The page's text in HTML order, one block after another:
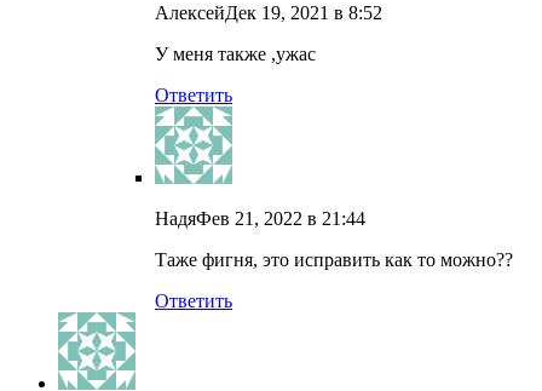
АлексейДек 19, 2021 в 8:52
У меня также ,ужас
Ответить
НадяФев 21, 2022 в 21:44
Таже фигня, это исправить как то можно??
Ответить